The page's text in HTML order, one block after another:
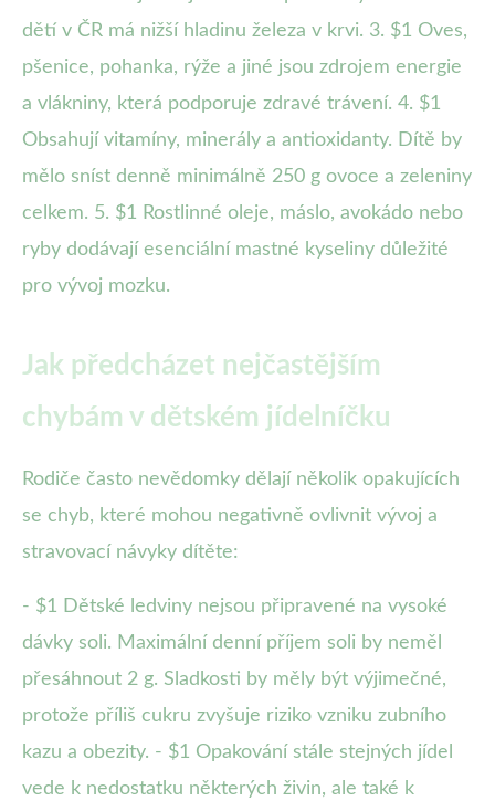
dětí v ČR má nižší hladinu železa v krvi. 3. $1 Oves,
pšenice, pohanka, rýže a jiné jsou zdrojem energie
a vlákniny, která podporuje zdravé trávení. 4. $1
Obsahují vitamíny, minerály a antioxidanty. Dítě by
mělo sníst denně minimálně 250 g ovoce a zeleniny
celkem. 5. $1 Rostlinné oleje, máslo, avokádo nebo
ryby dodávají esenciální mastné kyseliny důležité
pro vývoj mozku.
Jak předcházet nejčastějším
chybám v dětském jídelníčku
Rodiče často nevědomky dělají několik opakujících
se chyb, které mohou negativně ovlivnit vývoj a
stravovací návyky dítěte:
- $1 Dětské ledviny nejsou připravené na vysoké
dávky soli. Maximální denní příjem soli by neměl
přesáhnout 2 g. Sladkosti by měly být výjimečné,
protože příliš cukru zvyšuje riziko vzniku zubního
kazu a obezity. - $1 Opakování stále stejných jídel
vede k nedostatku některých živin, ale také k